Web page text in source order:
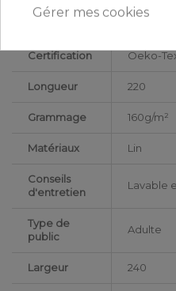
DESCRIPTIF
Certification Oeko-
Longueur 220
Grammage 160g/m²
Matériaux Lin
Conseils
d'entretien
Lavable
Type de
public
Adulte
Largeur 240
Gérer mes cookies